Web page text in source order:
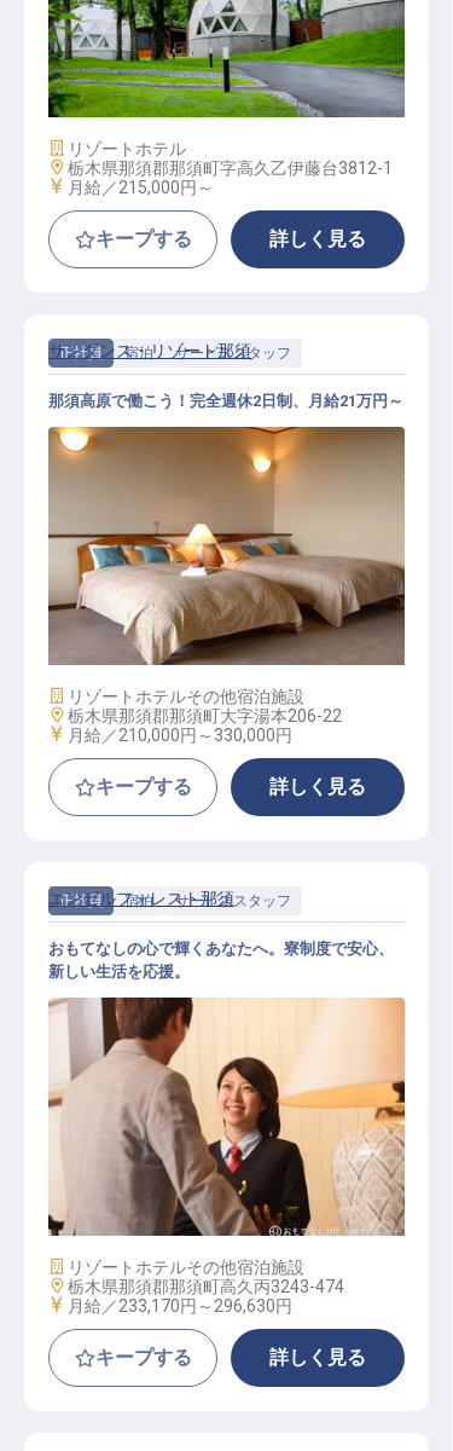
サービスアテンダント
施設業態
リゾートホテル
勤務地
栃木県那須郡那須町字高久乙伊藤台3812-1
給与
月給／215,000円～
キープする 詳しく見る
正社員 宿泊 サービススタッフ
サービススタッフ / 正社員
サンダンス・リゾート那須
那須高原で働こう！完全週休2日制、月給21万円～
施設業態
リゾートホテルその他宿泊施設
勤務地
栃木県那須郡那須町大字湯本206-22
給与
月給／210,000円～ 330,000円
キープする 詳しく見る
正社員 宿泊 サービススタッフ
ホテルスタッフ
エンゼルフォレスト那須
おもてなしの心で輝くあなたへ。寮制度で安心、
新しい生活を応援。
施設業態
リゾートホテルその他宿泊施設
勤務地
栃木県那須郡那須町高久丙3243-474
給与
月給／233,170円～ 296,630円
キープする 詳しく見る